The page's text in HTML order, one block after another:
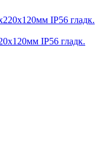
IP56 гладк.